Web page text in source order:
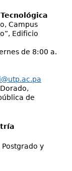
Campus
Edificio
de 8:00 a.
de
y